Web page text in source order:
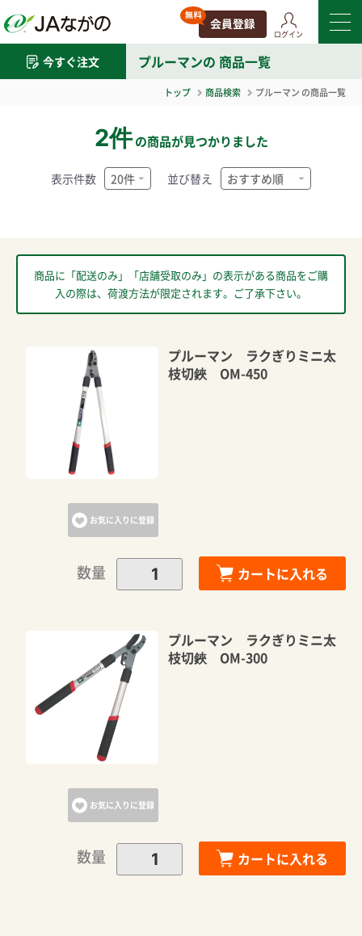
ログイン
今すぐ注文 プルーマンの 商品一覧
トップ 商品検索 プルーマン の商品一覧
2件 の商品が見つかりました
表示件数 並び替え
商品に「配送のみ」「店舗受取のみ」の表示がある商品をご購
入の際は、荷渡方法が限定されます。ご了承下さい。
お気に入りに登録
プルーマン ラクぎりミニ太
枝切鋏 OM-450
数量 カートに入れる
お気に入りに登録
プルーマン ラクぎりミニ太
枝切鋏 OM-300
数量 カートに入れる
カートに追加しました。